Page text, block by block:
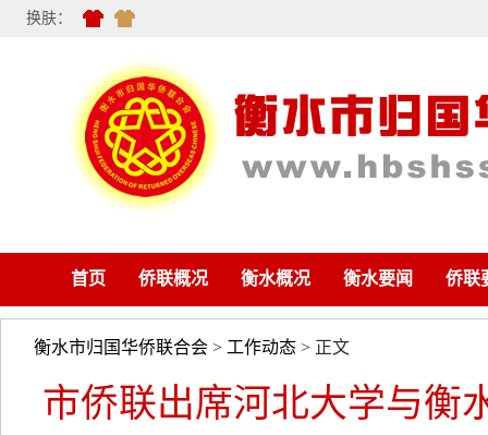
换肤：
首页 侨联概况 衡水概况 衡水要闻 侨联
衡水市归国华侨联合会 > 工作动态 > 正文
市侨联出席河北大学与衡